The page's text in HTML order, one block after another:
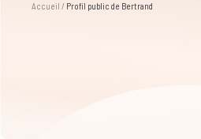
Accueil / Profil public de Bertrand